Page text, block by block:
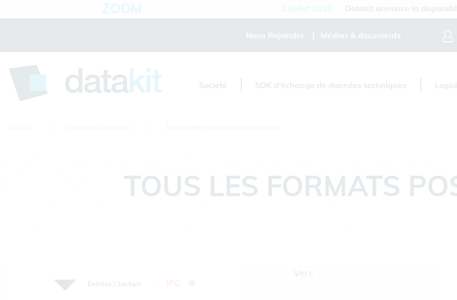
ZOOM 2 juillet 2026 Datakit annonce la disponibilité de
Nous Rejoindre Médias & documents
Société SDK d'échange de données techniques
TOUS LES FORMATS
Entrées / Lecture
Vers
Panneau de gestion des cookies